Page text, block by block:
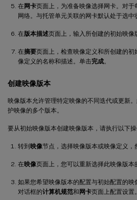
在网卡页面上，为准备映像选择网卡。对
网络。与托管单元关联的网卡默认处于选中
在版本描述页面上，输入所创建的初始映像
在摘要页面上，检查映像定义和所创建的
像定义的名称和描述。单击完成。
创建映像版本
映像版本允许管理特定映像的不同迭代或更新
护映像的多个版本。
要从初始映像版本创建映像版本，请执行以下操
转到映像节点，选择映像版本或映像定义，
在映像页面上，您可以重新选择此映像版本
如果您希望映像版本的配置与初始配置的映
对话框的计算机规范和网卡页面上配置设置。